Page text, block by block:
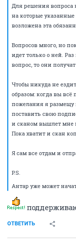
Для решения вопроса
на которые
возложена эта
Вопросов много, но
идет только о ней.
вопрос, то они
Чтобы никуда не
образом: когда вы
пожелания я размещу
поставить свою
и сканом вышлет мне
Пока хватит и скан
Я сам все отдам и
P.S.
Антар уже может
ОТВЕТИТЬ